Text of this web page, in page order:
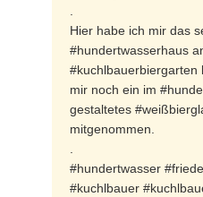
Hier habe ich mir das
#hundertwasserhaus
#kuchlbauerbiergarten
mir noch ein im
gestaltetes
mitgenommen.
#hundertwasser
#kuchlbauer